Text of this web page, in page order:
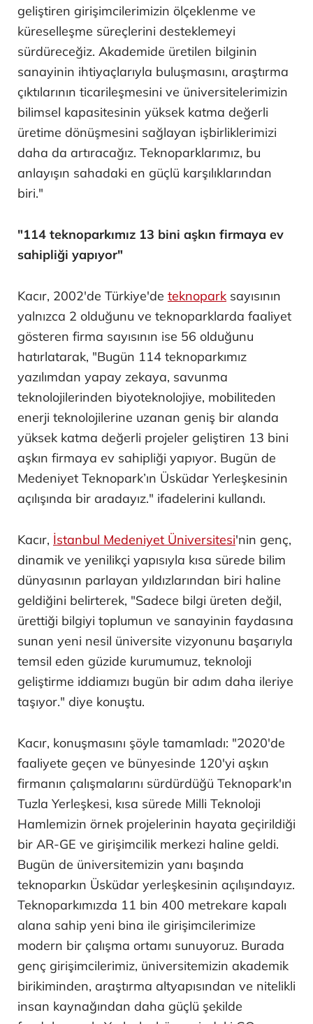
geliştiren girişimcilerimizin ölçeklenme ve
küreselleşme süreçlerini desteklemeyi
sürdüreceğiz. Akademide üretilen bilginin
sanayinin ihtiyaçlarıyla buluşmasını, araştırma
çıktılarının ticarileşmesini ve üniversitelerimizin
bilimsel kapasitesinin yüksek katma değerli
üretime dönüşmesini sağlayan işbirliklerimizi
daha da artıracağız. Teknoparklarımız, bu
anlayışın sahadaki en güçlü karşılıklarından
biri."
"114 teknoparkımız 13 bini aşkın firmaya ev
sahipliği yapıyor"
Kacır, 2002'de Türkiye'de teknopark sayısının
yalnızca 2 olduğunu ve teknoparklarda faaliyet
gösteren firma sayısının ise 56 olduğunu
hatırlatarak, "Bugün 114 teknoparkımız
yazılımdan yapay zekaya, savunma
teknolojilerinden biyoteknolojiye, mobiliteden
enerji teknolojilerine uzanan geniş bir alanda
yüksek katma değerli projeler geliştiren 13 bini
aşkın firmaya ev sahipliği yapıyor. Bugün de
Medeniyet Teknopark’ın Üsküdar Yerleşkesinin
açılışında bir aradayız." ifadelerini kullandı.
Kacır, İstanbul Medeniyet Üniversitesi'nin genç,
dinamik ve yenilikçi yapısıyla kısa sürede bilim
dünyasının parlayan yıldızlarından biri haline
geldiğini belirterek, "Sadece bilgi üreten değil,
ürettiği bilgiyi toplumun ve sanayinin faydasına
sunan yeni nesil üniversite vizyonunu başarıyla
temsil eden güzide kurumumuz, teknoloji
geliştirme iddiamızı bugün bir adım daha ileriye
taşıyor." diye konuştu.
Kacır, konuşmasını şöyle tamamladı: "2020'de
faaliyete geçen ve bünyesinde 120'yi aşkın
firmanın çalışmalarını sürdürdüğü Teknopark'ın
Tuzla Yerleşkesi, kısa sürede Milli Teknoloji
Hamlemizin örnek projelerinin hayata geçirildiği
bir AR-GE ve girişimcilik merkezi haline geldi.
Bugün de üniversitemizin yanı başında
teknoparkın Üsküdar yerleşkesinin açılışındayız.
Teknoparkımızda 11 bin 400 metrekare kapalı
alana sahip yeni bina ile girişimcilerimize
modern bir çalışma ortamı sunuyoruz. Burada
genç girişimcilerimiz, üniversitemizin akademik
birikiminden, araştırma altyapısından ve nitelikli
insan kaynağından daha güçlü şekilde